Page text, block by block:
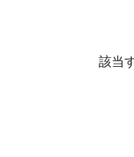
該当